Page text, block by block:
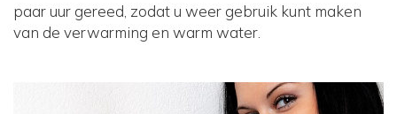
paar uur gereed, zodat u weer gebruik kunt maken
van de verwarming en warm water.